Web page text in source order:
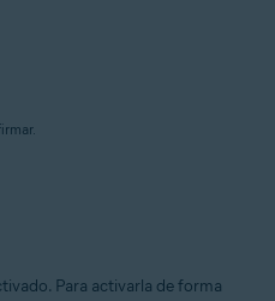
Para activarla de forma